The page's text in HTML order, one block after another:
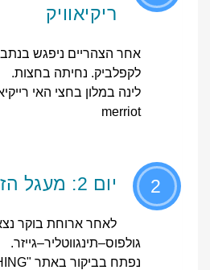
ריקיאוויק
אחר הצהריים ניפגש
לקפלביק. נחיתה בחצות.
merriot
2 יום 2: מעגל הזהב
לאחר ארוחת בוקר
גולפוס–תינגווטליר–גייזר.